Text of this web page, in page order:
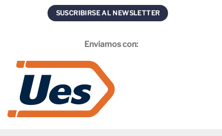
Enviamos con: